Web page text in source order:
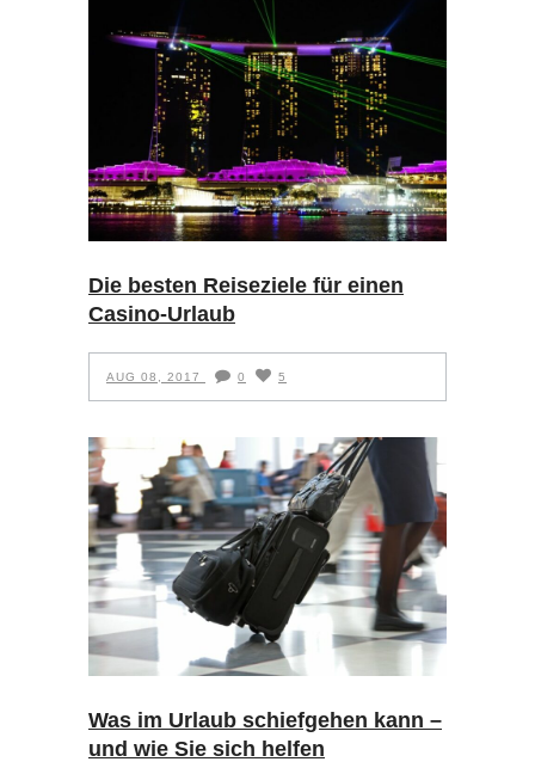
Die besten Reiseziele für einen
Casino-Urlaub
AUG 08, 2017 0 5
Was im Urlaub schiefgehen kann –
und wie Sie sich helfen